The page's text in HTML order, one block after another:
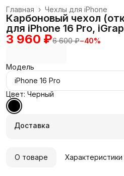
Чехлы для iPhone
Главная ›
Карбоновый чехол
для iPhone 16 Pro,
3 960 ₽6 600 ₽−40%
Модель
iPhone 16 Pro
Цвет: Черный
Доставка
О товаре Характеристики